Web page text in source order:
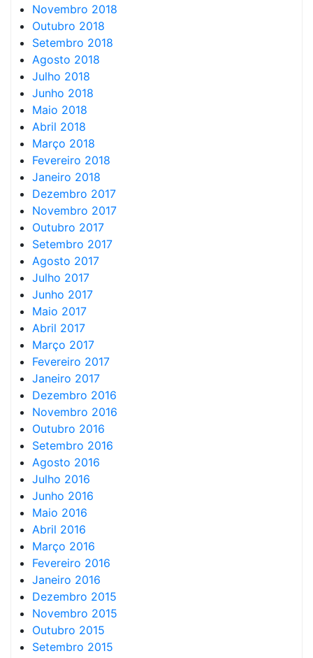
Novembro 2018
Outubro 2018
Setembro 2018
Agosto 2018
Julho 2018
Junho 2018
Maio 2018
Abril 2018
Março 2018
Fevereiro 2018
Janeiro 2018
Dezembro 2017
Novembro 2017
Outubro 2017
Setembro 2017
Agosto 2017
Julho 2017
Junho 2017
Maio 2017
Abril 2017
Março 2017
Fevereiro 2017
Janeiro 2017
Dezembro 2016
Novembro 2016
Outubro 2016
Setembro 2016
Agosto 2016
Julho 2016
Junho 2016
Maio 2016
Abril 2016
Março 2016
Fevereiro 2016
Janeiro 2016
Dezembro 2015
Novembro 2015
Outubro 2015
Setembro 2015